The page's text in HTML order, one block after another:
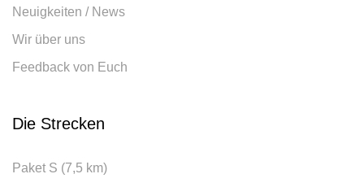
Neuigkeiten / News
Wir über uns
Feedback von Euch
Die Strecken
Paket S (7,5 km)